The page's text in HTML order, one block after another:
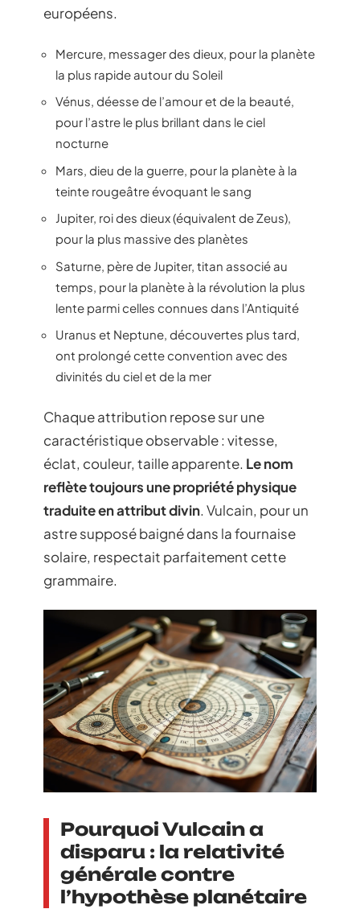
européens.
Mercure, messager des dieux, pour la planète
la plus rapide autour du Soleil
Vénus, déesse de l’amour et de la beauté,
pour l’astre le plus brillant dans le ciel
nocturne
Mars, dieu de la guerre, pour la planète à la
teinte rougeâtre évoquant le sang
Jupiter, roi des dieux (équivalent de Zeus),
pour la plus massive des planètes
Saturne, père de Jupiter, titan associé au
temps, pour la planète à la révolution la plus
lente parmi celles connues dans l’Antiquité
Uranus et Neptune, découvertes plus tard,
ont prolongé cette convention avec des
divinités du ciel et de la mer
Chaque attribution repose sur une
caractéristique observable : vitesse,
éclat, couleur, taille apparente. Le nom
reflète toujours une propriété physique
traduite en attribut divin. Vulcain, pour un
astre supposé baigné dans la fournaise
solaire, respectait parfaitement cette
grammaire.
Pourquoi Vulcain a
disparu : la relativité
générale contre
l’hypothèse planétaire